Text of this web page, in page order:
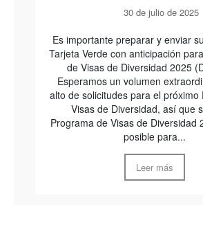
30 de julio de 2025
Es importante preparar y enviar
Tarjeta Verde con anticipación
de Visas de Diversidad 2025
Esperamos un volumen
alto de solicitudes para el próximo
Visas de Diversidad, así que
Programa de Visas de Diversidad
posible para...
Leer más